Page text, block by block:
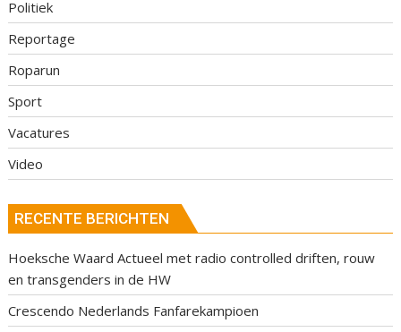
Politiek
Reportage
Roparun
Sport
Vacatures
Video
RECENTE BERICHTEN
Hoeksche Waard Actueel met radio controlled driften, rouw
en transgenders in de HW
Crescendo Nederlands Fanfarekampioen